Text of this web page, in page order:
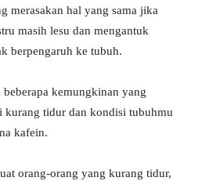
merasakan hal yang sama jika
masih lesu dan mengantuk
berpengaruh ke tubuh.
kemungkinan yang
kurang tidur dan kondisi tubuhmu
kafein.
orang-orang yang kurang tidur,